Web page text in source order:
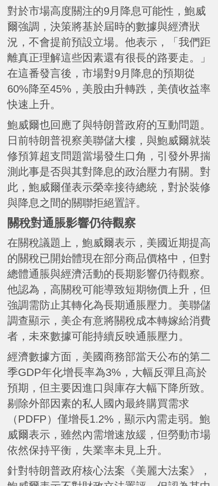
對於市場高度關注的9月降息可能性，鮑威
爾強調，決策將基於屆時的數據與經濟狀
況，不會提前預設立場。他表示，「我們距
離真正理解這些因素還有很長的路要走。」
在這番發言後，市場對9月降息的預期從
60%降至45%，美股由升轉跌，美債收益率
快速上升。
鮑威爾也回應了與特朗普政府的互動問題。
日前特朗普視察美聯儲大樓，與鮑威爾就裝
修預算超支問題當場發生口角，引發外界揣
測此事是否與其對降息的政治壓力有關。對
此，鮑威爾僅表示榮幸接待總統，對於裝修
與降息之間的關聯拒絕置評。
關稅對通脹影響仍待觀察
在關稅議題上，鮑威爾表示，美國近期提高
的關稅已開始體現在部分商品價格中，但對
總體通脹與經濟活動的長期影響仍待觀察。
他認為，高關稅可能導致短期物價上升，但
強調需防止其轉化為長期通脹壓力。美聯儲
調查顯示，美企有意將關稅成本轉嫁給消費
者，未來數據可能持續反映通脹壓力。
經濟數據方面，美國商務部當天公布的第二
季GDP年化增長率為3%，大幅反彈且高於
預期，但主要因進口與庫存大幅下降所致。
剔除外部因素的私人國內最終購買需求
（PDFP）僅增長1.2%，顯示內需走弱。鮑
威爾表示，雖然內需增速放緩，但勞動市場
依然保持平衡，失業率未見上升。
針對特朗普政府核心法案《美麗大法案》，